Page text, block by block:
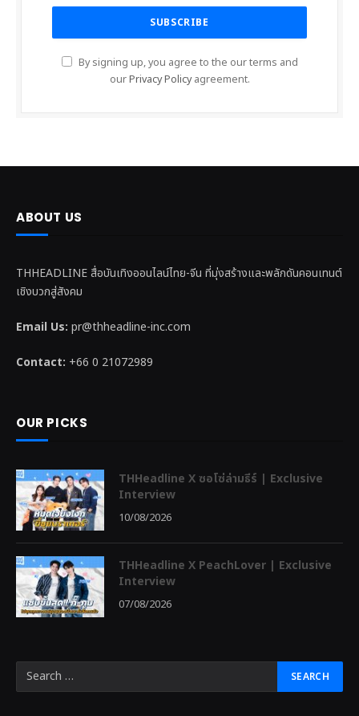
By signing up, you agree to the our terms and
ourPrivacy Policyagreement.
ABOUT US
THHEADLINE สื่อบันเทิงออนไลน์ไทย-จีน ที่มุ่งสร้างและพลักดันคอนเทนต์
เชิงบวกสู่สังคม
Email Us: pr@thheadline-inc.com
Contact: +66 0 21072989
OUR PICKS
THHeadline X ซอโซ่ล่ามธีร์ | Exclusive
Interview
10/08/2026
THHeadline X PeachLover | Exclusive
Interview
07/08/2026